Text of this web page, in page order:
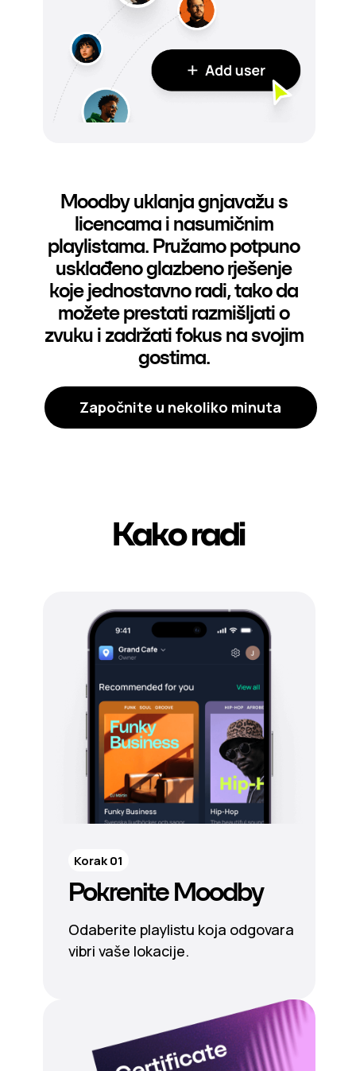
Moodby uklanja gnjavažu s
licencama i nasumičnim
playlistama. Pružamo potpuno
usklađeno glazbeno rješenje
koje jednostavno radi, tako da
možete prestati razmišljati o
zvuku i zadržati fokus na svojim
gostima.
Započnite u nekoliko minuta
Kako radi
Pokrenite Moodby
Odaberite playlistu koja odgovara
vibri vaše lokacije.
Korak 01